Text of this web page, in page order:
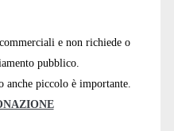
e non richiede o
pubblico.
anche piccolo è importante.